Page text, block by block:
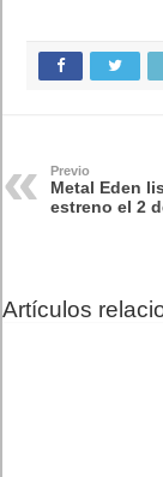
Previo
Metal Eden
estreno el 2
Artículos